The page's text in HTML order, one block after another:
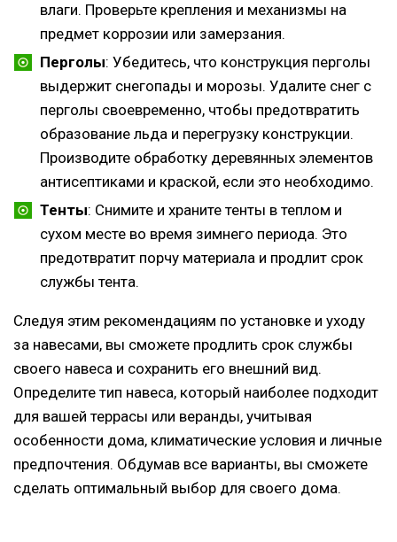
влаги. Проверьте крепления и механизмы на
предмет коррозии или замерзания.
Перголы: Убедитесь, что конструкция перголы
выдержит снегопады и морозы. Удалите снег с
перголы своевременно, чтобы предотвратить
образование льда и перегрузку конструкции.
Производите обработку деревянных элементов
антисептиками и краской, если это необходимо.
Тенты: Снимите и храните тенты в теплом и
сухом месте во время зимнего периода. Это
предотвратит порчу материала и продлит срок
службы тента.
Следуя этим рекомендациям по установке и уходу
за навесами, вы сможете продлить срок службы
своего навеса и сохранить его внешний вид.
Определите тип навеса, который наиболее подходит
для вашей террасы или веранды, учитывая
особенности дома, климатические условия и личные
предпочтения. Обдумав все варианты, вы сможете
сделать оптимальный выбор для своего дома.